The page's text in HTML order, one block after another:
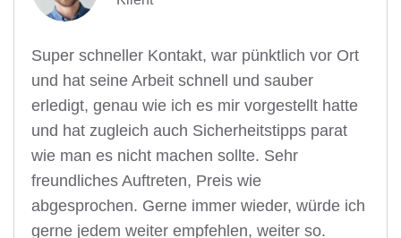
Super schneller Kontakt, war pünktlich vor Ort
und hat seine Arbeit schnell und sauber
erledigt, genau wie ich es mir vorgestellt hatte
und hat zugleich auch Sicherheitstipps parat
wie man es nicht machen sollte. Sehr
freundliches Auftreten, Preis wie
abgesprochen. Gerne immer wieder, würde ich
gerne jedem weiter empfehlen, weiter so.